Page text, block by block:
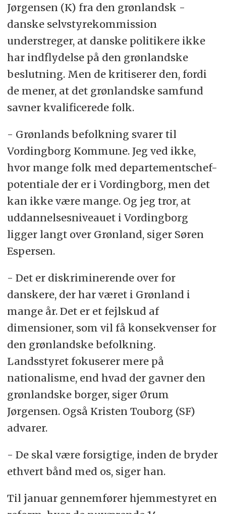
Jørgensen (K) fra den grønlandsk -
danske selvstyrekommission
understreger, at danske politikere ikke
har indflydelse på den grønlandske
beslutning. Men de kritiserer den, fordi
de mener, at det grønlandske samfund
savner kvalificerede folk.
- Grønlands befolkning svarer til
Vordingborg Kommune. Jeg ved ikke,
hvor mange folk med departementschef-
potentiale der er i Vordingborg, men det
kan ikke være mange. Og jeg tror, at
uddannelsesniveauet i Vordingborg
ligger langt over Grønland, siger Søren
Espersen.
- Det er diskriminerende over for
danskere, der har været i Grønland i
mange år. Det er et fejlskud af
dimensioner, som vil få konsekvenser for
den grønlandske befolkning.
Landsstyret fokuserer mere på
nationalisme, end hvad der gavner den
grønlandske borger, siger Ørum
Jørgensen. Også Kristen Touborg (SF)
advarer.
- De skal være forsigtige, inden de bryder
ethvert bånd med os, siger han.
Til januar gennemfører hjemmestyret en